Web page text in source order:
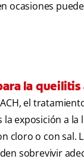
ocasiones
la queilitis
el
la exposición a la
cloro o con sal.
sobrevivir